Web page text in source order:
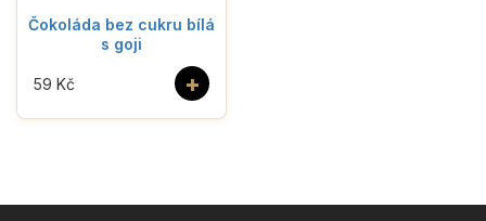
Čokoláda bez cukru bílá
s goji
+
59 Kč